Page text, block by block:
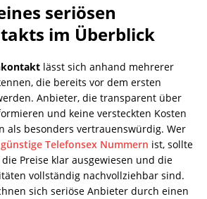
seriösen
im Überblick
lässt sich anhand mehrerer
die bereits vor dem ersten
Anbieter, die transparent über
und keine versteckten Kosten
als besonders vertrauenswürdig. Wer
günstige Telefonsex Nummern ist, sollte
Preise klar ausgewiesen und die
vollständig nachvollziehbar sind.
sich seriöse Anbieter durch einen